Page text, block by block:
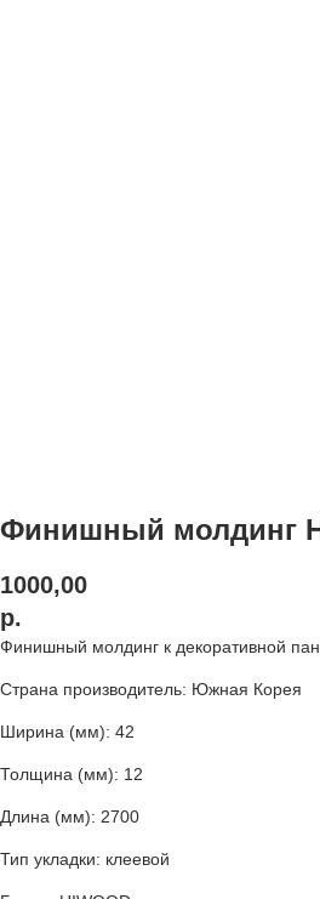
Финишный молдинг
1000,00
р.
Финишный молдинг к декоративной
Страна производитель: Южная Корея
Ширина (мм): 42
Толщина (мм): 12
Длина (мм): 2700
Тип укладки: клеевой